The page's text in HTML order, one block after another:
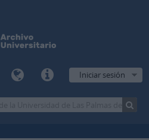
Iniciar sesión